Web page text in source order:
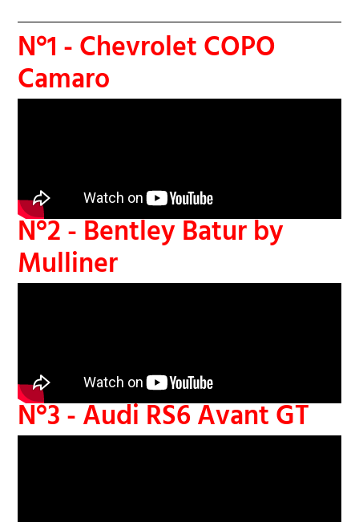
N°1 - Chevrolet COPO
Camaro
N°2 - Bentley Batur by
Mulliner
N°3 - Audi RS6 Avant GT